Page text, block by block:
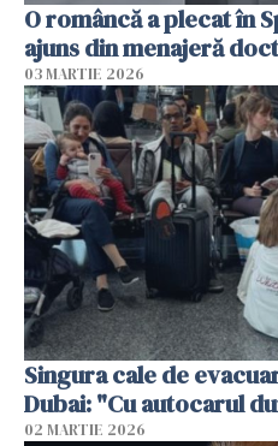
O româncă a plecat în
ajuns din menajeră
03 MARTIE 2026
Singura cale de
Dubai: "Cu autocarul
02 MARTIE 2026